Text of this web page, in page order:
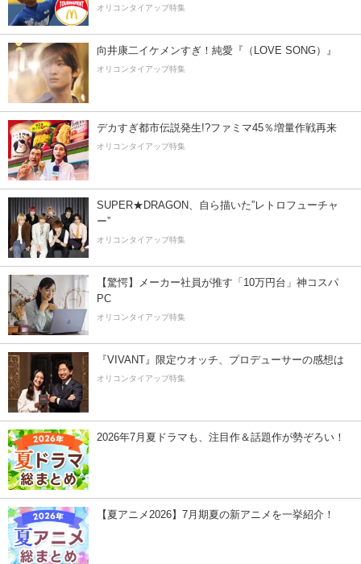
オリコンタイアップ特集
向井康二イケメンすぎ！純愛『（LOVE SONG）』
オリコンタイアップ特集
デカすぎ都市伝説発生!?ファミマ45％増量作戦再来
オリコンタイアップ特集
SUPER★DRAGON、自ら描いた”レトロフューチャ
ー”
オリコンタイアップ特集
【驚愕】メーカー社員が推す「10万円台」神コスパ
PC
オリコンタイアップ特集
『VIVANT』限定ウオッチ、プロデューサーの感想は
オリコンタイアップ特集
2026年7月夏ドラマも、注目作＆話題作が勢ぞろい！
【夏アニメ2026】7月期夏の新アニメを一挙紹介！